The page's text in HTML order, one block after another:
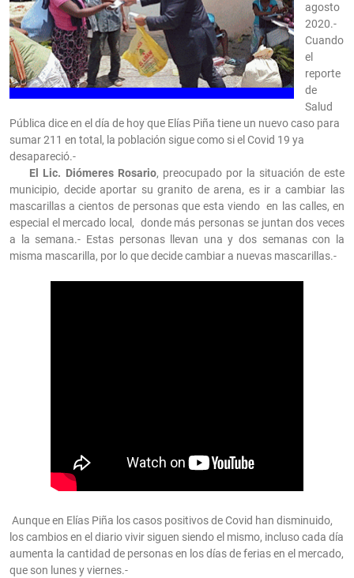
agosto
2020.-
Cuando
el
reporte
de
Salud
Pública dice en el día de hoy que Elías Piña tiene un nuevo caso para
sumar 211 en total, la población sigue como si el Covid 19 ya
desapareció.-
El Lic. Diómeres Rosario, preocupado por la situación de este
municipio, decide aportar su granito de arena, es ir a cambiar las
mascarillas a cientos de personas que esta viendo en las calles, en
especial el mercado local, donde más personas se juntan dos veces
a la semana.- Estas personas llevan una y dos semanas con la
misma mascarilla, por lo que decide cambiar a nuevas mascarillas.-
Aunque en Elías Piña los casos positivos de Covid han disminuido,
los cambios en el diario vivir siguen siendo el mismo, incluso cada día
aumenta la cantidad de personas en los días de ferias en el mercado,
que son lunes y viernes.-